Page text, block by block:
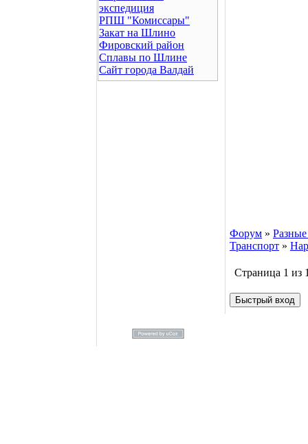
экспедиция
РПШ "Комиссары"
Закат на Шлино
Фировский район
Сплавы по Шлине
Сайт города Валдай
Форум »
Транспорт »
Страница 1 из